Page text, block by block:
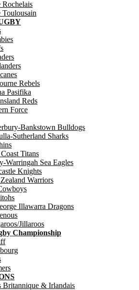
Rochelais
Toulousain
Rebels
Pasifika
Reds
Force
Bankstown Bulldogs
Sutherland Sharks
Titans
Warringah Sea Eagles
Knights
Warriors
Illawarra Dragons
Jillaroos
Championship
Britannique & Irlandais